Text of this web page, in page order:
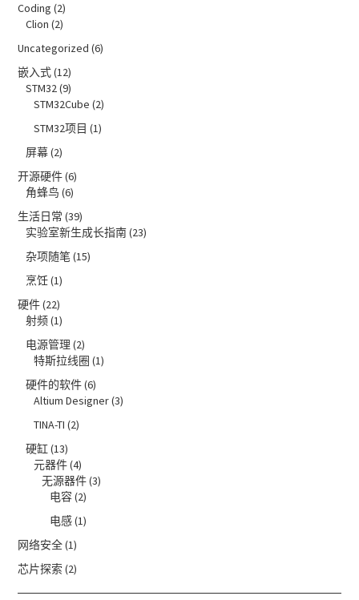
Coding (2)
Clion (2)
Uncategorized (6)
嵌入式(12)
STM32(9)
STM32Cube (2)
STM32项目 (1)
屏幕(2)
开源硬件(6)
角蜂鸟 (6)
生活日常 (39)
实验室新生成长指南(23)
杂项随笔(15)
烹饪(1)
硬件(22)
射频(1)
电源管理 (2)
特斯拉线圈 (1)
硬件的软件(6)
Altium Designer(3)
TINA-TI (2)
硬缸(13)
元器件(4)
无源器件(3)
电容(2)
电感(1)
网络安全(1)
芯片探索 (2)